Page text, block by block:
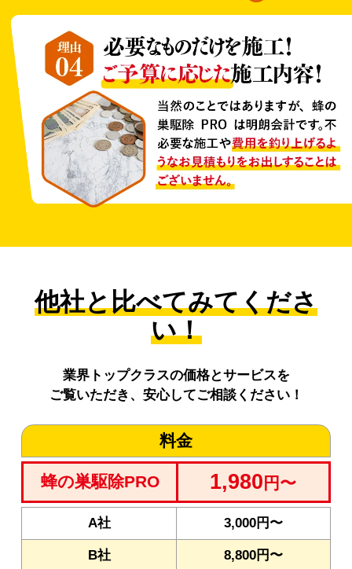
他社と比べてみてくださ
い！
業界トップクラスの価格とサービスを
ご覧いただき、安心してご相談ください！
料金
蜂の巣駆除PRO 1,980 円〜
A社 3,000円〜
B社 8,800円〜